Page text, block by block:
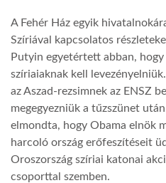
A Fehér Ház egyik
Szíriával kapcsolatos
Putyin egyetértett abban,
szíriaiaknak kell
az Aszad-rezsimnek az ENSZ
megegyezniük a tűzszünet
elmondta, hogy Obama elnök
harcoló ország erőfeszítéseit
Oroszország szíriai katonai
csoporttal szemben.